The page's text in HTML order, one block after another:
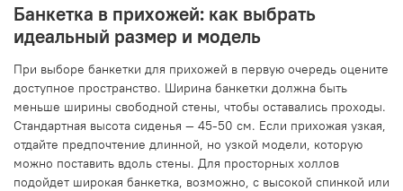
Банкетка в прихожей: как выбрать
идеальный размер и модель
При выборе банкетки для прихожей в первую очередь оцените
доступное пространство. Ширина банкетки должна быть
меньше ширины свободной стены, чтобы оставались проходы.
Стандартная высота сиденья — 45-50 см. Если прихожая узкая,
отдайте предпочтение длинной, но узкой модели, которую
можно поставить вдоль стены. Для просторных холлов
подойдет широкая банкетка, возможно, с высокой спинкой или